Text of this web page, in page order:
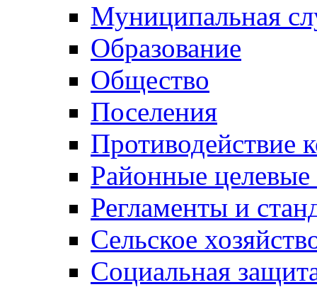
Муниципальная
Образование
Общество
Поселения
Противодействие
Районные
Регламенты и
Сельское
Социальная